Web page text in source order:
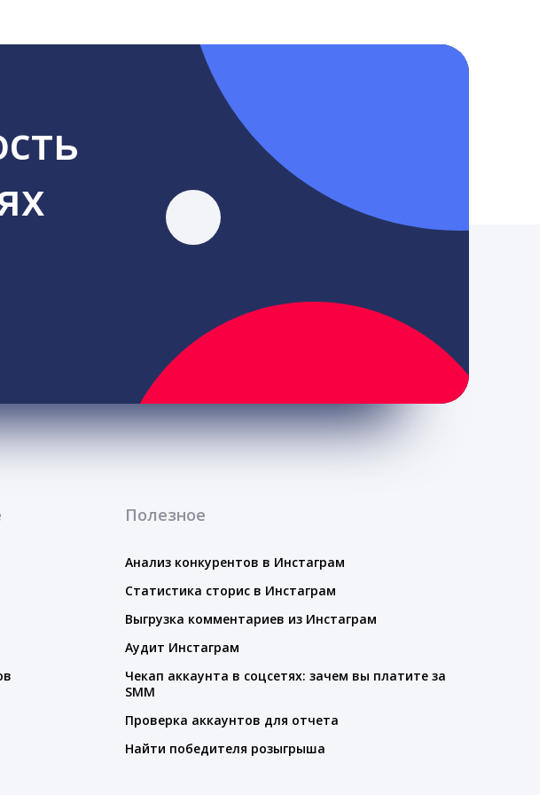
Полезное
Анализ конкурентов в Инстаграм
Статистика сторис в Инстаграм
Выгрузка комментариев из Инстаграм
Аудит Инстаграм
Чекап аккаунта в соцсетях: зачем вы платите за
SMM
Проверка аккаунтов для отчета
Найти победителя розыгрыша